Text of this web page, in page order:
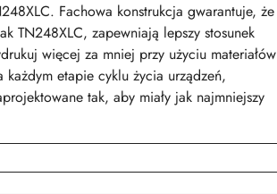
Fachowa konstrukcja gwarantuje, że
TN248XLC, zapewniają lepszy stosunek
więcej za mniej przy użyciu materiałów
etapie cyklu życia urządzeń,
tak, aby miały jak najmniejszy